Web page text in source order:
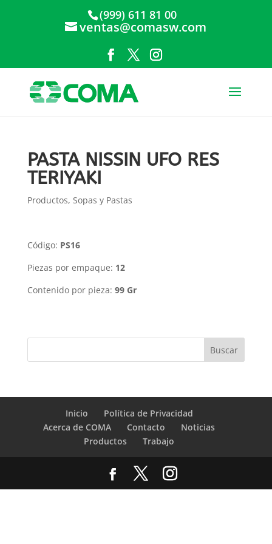
(999) 611 81 00
ventas@comasw.com
PASTA NISSIN UFO RES
TERIYAKI
Productos, Sopas y Pastas
Código: PS16
Piezas por empaque: 12
Contenido por pieza: 99 Gr
Inicio
Política de Privacidad
Acerca de COMA
Contacto
Noticias
Productos
Trabajo